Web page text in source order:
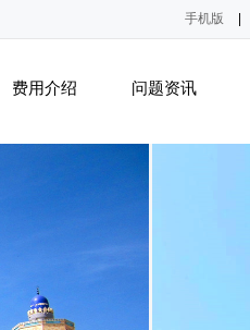
手机版
费用介绍 问题资讯